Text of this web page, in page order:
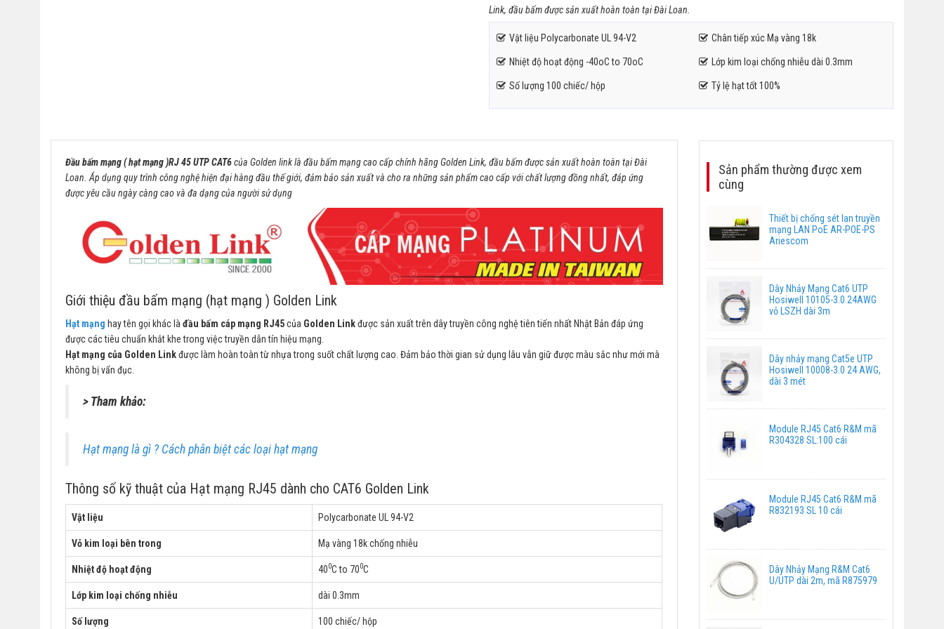
Link, đầu bấm được sản xuất hoàn toàn tại Đài Loan.
Vật liệu Polycarbonate UL 94-V2 Chân tiếp xúc Mạ vàng 18k
Nhiệt độ hoạt động -40oC to 70oC Lớp kim loại chống nhiễu dài 0.3mm
Số lượng 100 chiếc/ hộp Tỷ lệ hạt tốt 100%
Đầu bấm mạng ( hạt mạng )RJ 45 UTP CAT6của Golden link là đầu bấm mạng cao cấp chính hãng Golden Link, đầu bấm được sản xuất hoàn toàn tại Đài
Loan. Áp dụng quy trình công nghệ hiện đại hàng đầu thế giới, đảm bảo sản xuất và cho ra những sản phẩm cao cấp với chất lượng đồng nhất, đáp ứng
được yêu cầu ngày càng cao và đa dạng của người sử dụng
Giới thiệu đầu bấm mạng (hạt mạng ) Golden Link
Hạt mạng hay tên gọi khác là đầu bấm cáp mạng RJ45của Golden Linkđược sản xuất trên dây truyền công nghệ tiên tiến nhất Nhật Bản đáp ứng
được các tiêu chuẩn khắt khe trong việc truyền dẫn tín hiệu mạng.
Hạt mạng của Golden Linkđược làm hoàn toàn từ nhựa trong suốt chất lượng cao. Đảm bảo thời gian sử dụng lâu vẫn giữ được màu sắc như mới mà
không bị vẩn đục.
> Tham khảo:
Hạt mạng là gì ? Cách phân biệt các loại hạt mạng
Thông số kỹ thuật của Hạt mạng RJ45 dành cho CAT6 Golden Link
Vật liệu Polycarbonate UL 94-V2
Vỏ kim loại bên trong Mạ vàng 18k chống nhiễu
Nhiệt độ hoạt động 400C to 700C
Lớp kim loại chống nhiễu dài 0.3mm
Số lượng 100 chiếc/ hộp
Sản phẩm thường được xem
cùng
Thiết bị chống sét lan truyền
mạng LAN PoE AR-POE-PS
Ariescom
Dây Nhảy Mạng Cat6 UTP
Hosiwell 10105-3.0 24AWG
vỏ LSZH dài 3m
Dây nhảy mạng Cat5e UTP
Hosiwell 10008-3.0 24 AWG,
dài 3 mét
Module RJ45 Cat6 R&M mã
R304328 SL:100 cái
Module RJ45 Cat6 R&M mã
R832193 SL 10 cái
Dây Nhảy Mạng R&M Cat6
U/UTP dài 2m, mã R875979